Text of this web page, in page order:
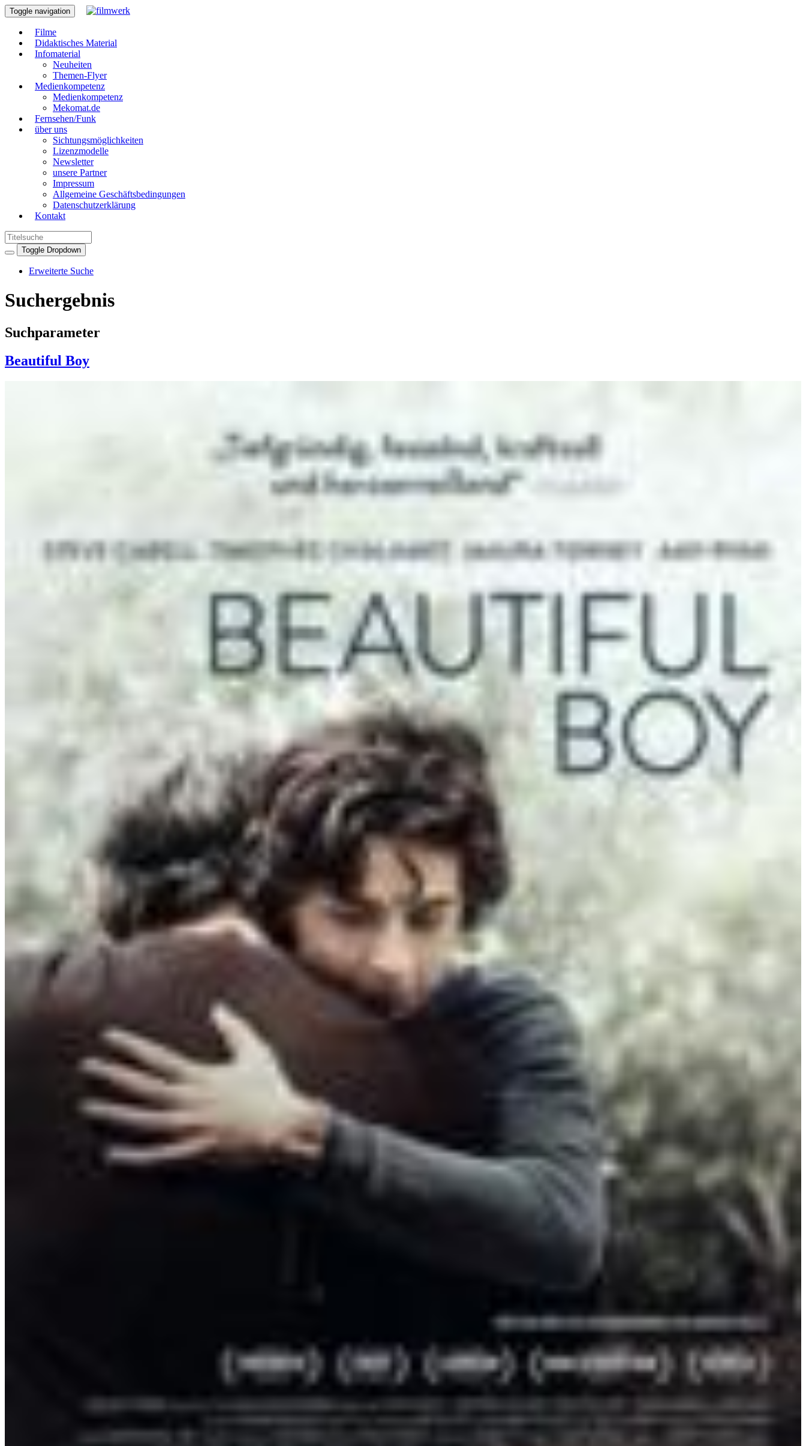
Toggle navigation
Filme
Didaktisches Material
Infomaterial
Neuheiten
Themen-Flyer
Medienkompetenz
Medienkompetenz
Mekomat.de
Fernsehen/Funk
über uns
Sichtungsmöglichkeiten
Lizenzmodelle
Newsletter
unsere Partner
Impressum
Allgemeine Geschäftsbedingungen
Datenschutzerklärung
Kontakt
Toggle Dropdown
Erweiterte Suche
Suchergebnis
Suchparameter
Beautiful Boy